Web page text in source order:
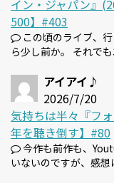
イン・ジャパン』
500】#403
この頃のライブ、
ら少し前か。 それで
アイアイ♪
2026/7/20
気持ちは半々『フ
年を聴き倒す】#80
今作も前作も、
いないのですが、感